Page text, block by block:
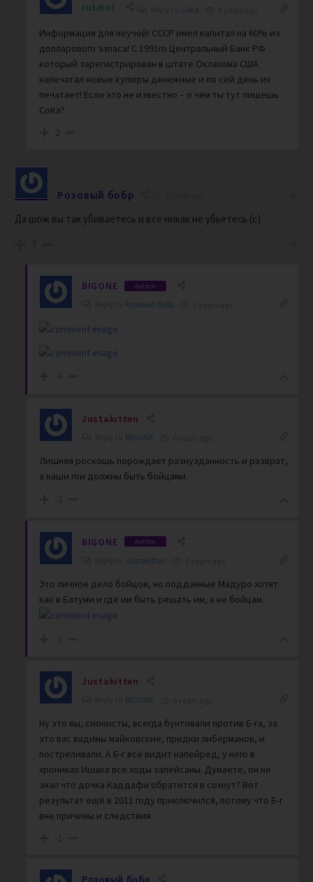
rutmol Coka
Информация для неучей! СССР имел капитал на 60% из
долларового запаса! С 1991го Центральный Банк РФ
который зарегистрирован в штате Оклахома США
напечатал новые купюры денежные и по сей день их
печатает! Если это не известно – о чем ты тут пишешь
CoKa?
2
Розовый бобр
Да шож вы так убиваетесь и всё никак не убьётесь (с)
7
BIGONE Author
Розовый бобр
-6
Justakitten
BIGONE
Лишняя роскошь порождает разнузданность и разврат,
а наши гои должны быть бойцами.
-2
BIGONE Author
Justakitten
Это личное дело бойцов, но подданные Мадуро хотят
как в Батуми и где им быть решать им, а не бойцам.
-1
Justakitten
BIGONE
Ну это вы, сионисты, всегда бунтовали против Б-га, за
это вас вадимы майковские, предки либерманов, и
постреливали. А Б-г всё видит напейрёд, у него в
хрониках Ишака все ходы запейсаны. Думаете, он не
знал что дочка Каддафи обратится в сохнут? Вот
результат ещё в 2011 году приключился, потому что Б-г
вне причины и следствия.
-1
Розовый бобр